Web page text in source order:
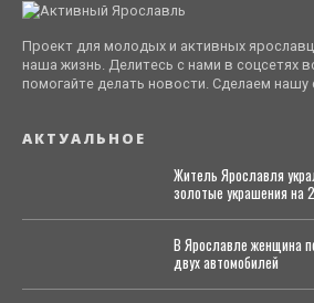
Проект для молодых и активных
наша жизнь. Делитесь с нами в соцсетях
помогайте делать новости. Сделаем
АКТУАЛЬНОЕ
Житель Ярославля
золотые украшения на
В Ярославле женщина
двух автомобилей